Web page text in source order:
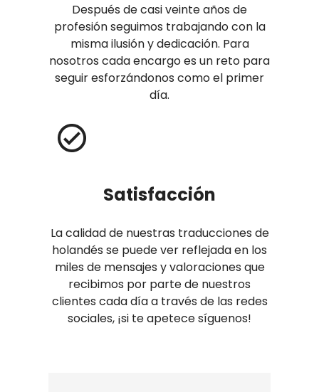
Después de casi veinte años de
profesión seguimos trabajando con la
misma ilusión y dedicación. Para
nosotros cada encargo es un reto para
seguir esforzándonos como el primer
día.
Satisfacción
La calidad de nuestras traducciones de
holandés se puede ver reflejada en los
miles de mensajes y valoraciones que
recibimos por parte de nuestros
clientes cada día a través de las redes
sociales, ¡si te apetece síguenos!